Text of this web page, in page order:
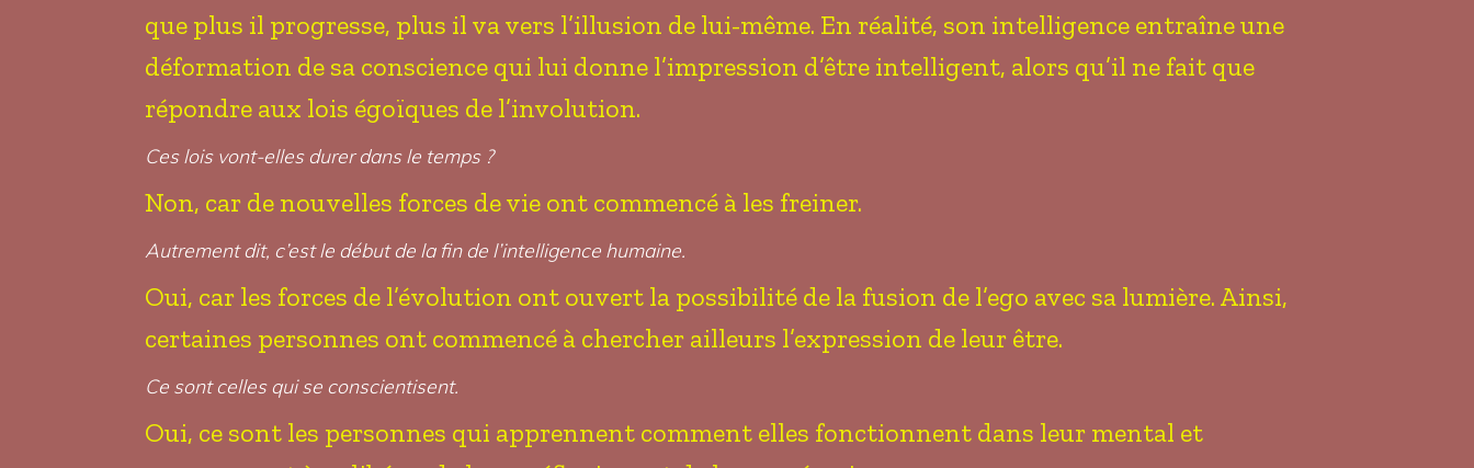
que plus il progresse, plus il va vers l’illusion de lui-même. En réalité, son intelligence entraîne une
déformation de sa conscience qui lui donne l’impression d’être intelligent, alors qu’il ne fait que
répondre aux lois égoïques de l’involution.
Ces lois vont-elles durer dans le temps ?
Non, car de nouvelles forces de vie ont commencé à les freiner.
Autrement dit, c’est le début de la fin de l’intelligence humaine.
Oui, car les forces de l’évolution ont ouvert la possibilité de la fusion de l’ego avec sa lumière. Ainsi,
certaines personnes ont commencé à chercher ailleurs l’expression de leur être.
Ce sont celles qui se conscientisent.
Oui, ce sont les personnes qui apprennent comment elles fonctionnent dans leur mental et